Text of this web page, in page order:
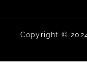
Copyright ©